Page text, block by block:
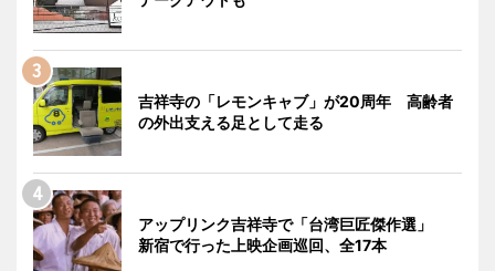
吉祥寺の「レモンキャブ」が20周年 高齢者
の外出支える足として走る
アップリンク吉祥寺で「台湾巨匠傑作選」
新宿で行った上映企画巡回、全17本